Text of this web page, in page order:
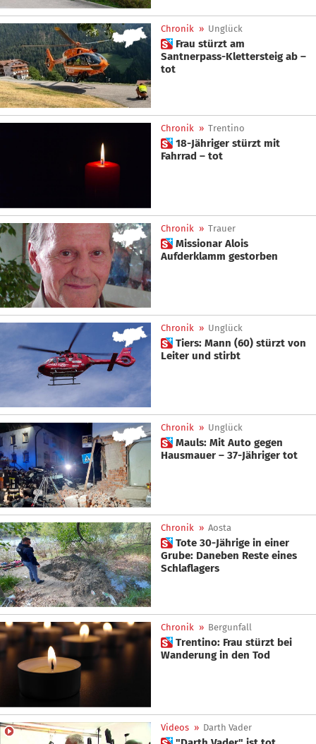
Chronik » Unglück
 Frau stürzt am
Santnerpass-Klettersteig ab –
tot
Chronik » Trentino
 18-Jähriger stürzt mit
Fahrrad – tot
Chronik » Trauer
 Missionar Alois
Aufderklamm gestorben
Chronik » Unglück
 Tiers: Mann (60) stürzt von
Leiter und stirbt
Chronik » Unglück
 Mauls: Mit Auto gegen
Hausmauer – 37-Jähriger tot
Chronik » Aosta
 Tote 30-Jährige in einer
Grube: Daneben Reste eines
Schlaflagers
Chronik » Bergunfall
 Trentino: Frau stürzt bei
Wanderung in den Tod
Videos » Darth Vader